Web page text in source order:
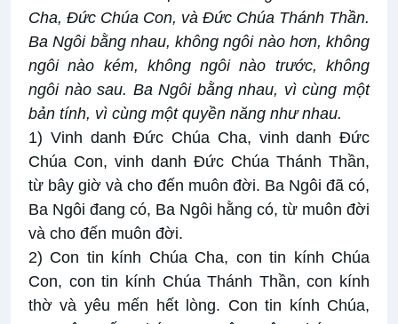
Cha, Đức Chúa Con, và Đức Chúa Thánh Thần.
Ba Ngôi bằng nhau, không ngôi nào hơn, không
ngôi nào kém, không ngôi nào trước, không
ngôi nào sau. Ba Ngôi bằng nhau, vì cùng một
bản tính, vì cùng một quyền năng như nhau.
1) Vinh danh Đức Chúa Cha, vinh danh Đức
Chúa Con, vinh danh Đức Chúa Thánh Thần,
từ bây giờ và cho đến muôn đời. Ba Ngôi đã có,
Ba Ngôi đang có, Ba Ngôi hằng có, từ muôn đời
và cho đến muôn đời.
2) Con tin kính Chúa Cha, con tin kính Chúa
Con, con tin kính Chúa Thánh Thần, con kính
thờ và yêu mến hết lòng. Con tin kính Chúa,